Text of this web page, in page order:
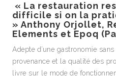
« La restauration
difficile si on la
» Anthony Orjollet,
Elements et Epoq
Adepte d’une gastronomie
provenance et la qualité des
livre sur le mode de